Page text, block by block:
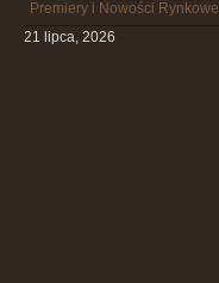
Premiery i Nowości Rynkowe
21 lipca, 2026